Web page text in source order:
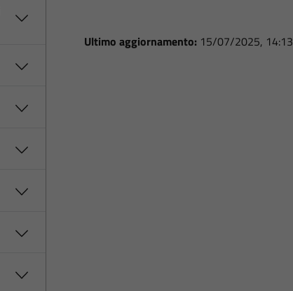
Ultimo aggiornamento: 15/07/2025, 14:13